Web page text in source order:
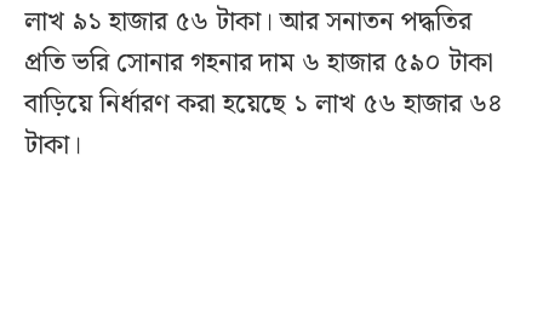
লাখ ৯১ হাজার ৫৬ টাকা। আর সনাতন পদ্ধতির
প্রতি ভরি সোনার গহনার দাম ৬ হাজার ৫৯০ টাকা
বাড়িয়ে নির্ধারণ করা হয়েছে ১ লাখ ৫৬ হাজার ৬৪
টাকা।